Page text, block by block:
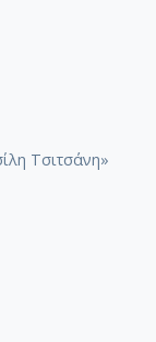
Τσιτσάνη»